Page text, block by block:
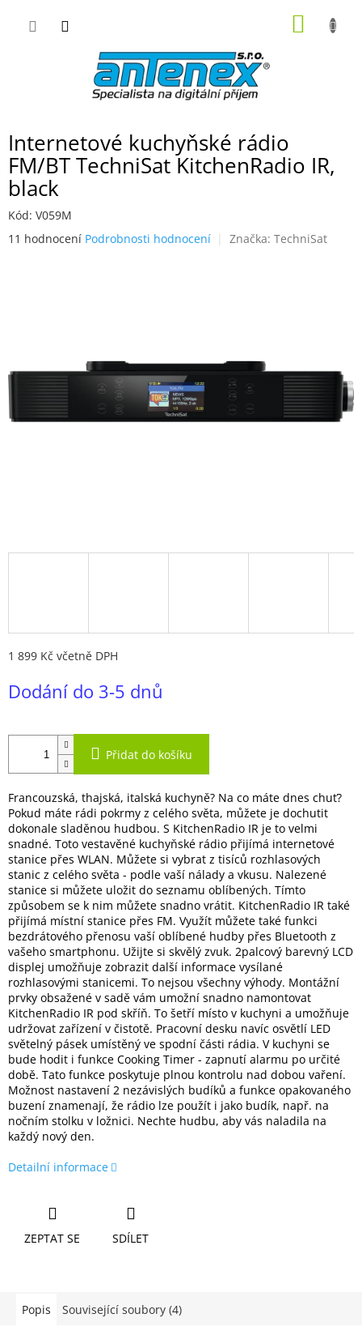
Internetové kuchyňské rádio
FM/BT TechniSat KitchenRadio IR,
black
Kód: V059M
Průměrné
11 hodnocení Podrobnosti hodnocení Značka: TechniSat
1 899 Kč včetně DPH
cena:
Dodání do 3-5 dnů
Přidat do košíku
Francouzská, thajská, italská kuchyně? Na co máte dnes chuť?
Pokud máte rádi pokrmy z celého světa, můžete je dochutit
dokonale sladěnou hudbou. S KitchenRadio IR je to velmi
snadné. Toto vestavěné kuchyňské rádio přijímá internetové
stanice přes WLAN. Můžete si vybrat z tisíců rozhlasových
stanic z celého světa - podle vaší nálady a vkusu. Nalezené
stanice si můžete uložit do seznamu oblíbených. Tímto
způsobem se k nim můžete snadno vrátit. KitchenRadio IR také
přijímá místní stanice přes FM. Využít můžete také funkci
bezdrátového přenosu vaší oblíbené hudby přes Bluetooth z
vašeho smartphonu. Užijte si skvělý zvuk. 2palcový barevný LCD
displej umožňuje zobrazit další informace vysílané
rozhlasovými stanicemi. To nejsou všechny výhody. Montážní
prvky obsažené v sadě vám umožní snadno namontovat
KitchenRadio IR pod skříň. To šetří místo v kuchyni a umožňuje
udržovat zařízení v čistotě. Pracovní desku navíc osvětlí LED
světelný pásek umístěný ve spodní části rádia. V kuchyni se
bude hodit i funkce Cooking Timer - zapnutí alarmu po určité
době. Tato funkce poskytuje plnou kontrolu nad dobou vaření.
Možnost nastavení 2 nezávislých budíků a funkce opakovaného
buzení znamenají, že rádio lze použít i jako budík, např. na
nočním stolku v ložnici. Nechte hudbu, aby vás naladila na
každý nový den.
Detailní informace
ZEPTAT SE SDÍLET
Popis Související soubory (4)